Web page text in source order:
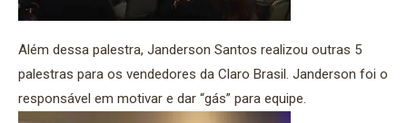
Além dessa palestra, Janderson Santos realizou outras 5
palestras para os vendedores da Claro Brasil. Janderson foi o
responsável em motivar e dar “gás” para equipe.